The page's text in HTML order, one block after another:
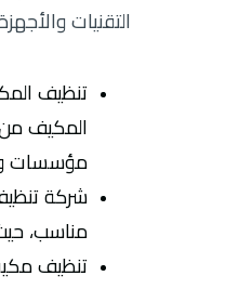
التقنيات
تنظيف
المكيف
مؤسسات
شركة
مناسب،
تنظيف